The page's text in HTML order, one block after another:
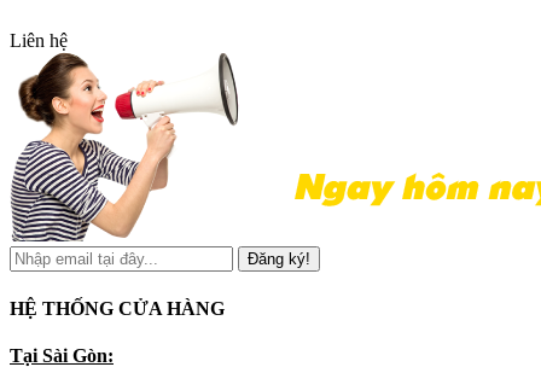
Liên hệ
Đăng ký!
HỆ THỐNG CỬA HÀNG
Tại Sài Gòn: